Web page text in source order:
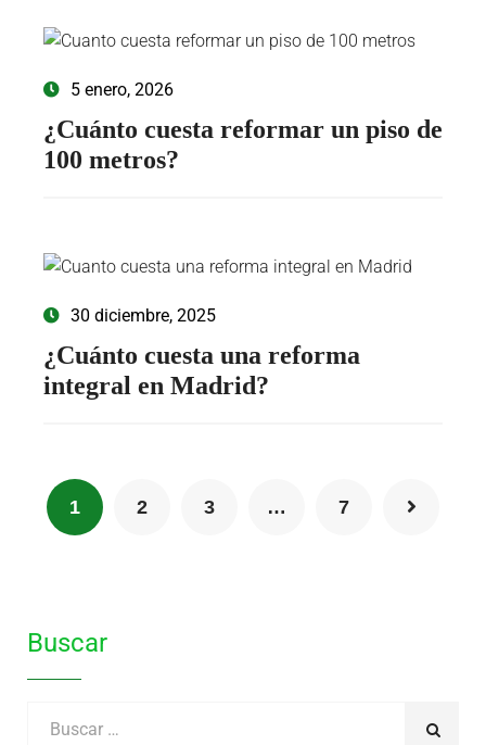
5 enero, 2026
¿Cuánto cuesta reformar un piso de
100 metros?
30 diciembre, 2025
¿Cuánto cuesta una reforma
integral en Madrid?
1 2 3 … 7
Buscar